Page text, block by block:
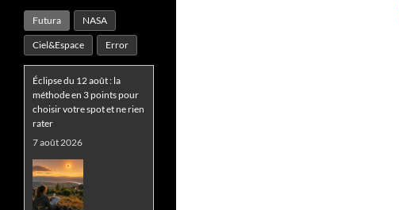
Futura NASA
Ciel&Espace Error
Éclipse du 12 août : la
méthode en 3 points pour
choisir votre spot et ne rien
rater
7 août 2026